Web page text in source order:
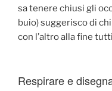
sa tenere chiusi gli
buio) suggerisco di
con l’altro alla fine
Respirare e